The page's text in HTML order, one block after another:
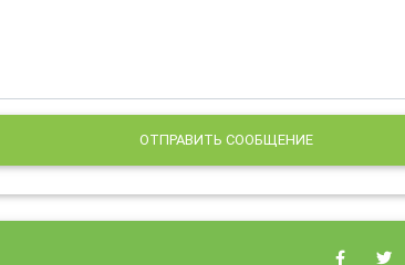
ОТПРАВИТЬ СООБЩЕНИЕ